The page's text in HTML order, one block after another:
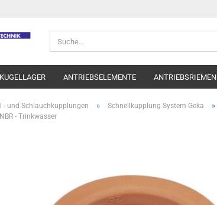
KUGELLAGER ANTRIEBSELEMENTE ANTRIEBSRIEMEN
- und Schlauchkupplungen » Schnellkupplung System Geka »
- Trinkwasser